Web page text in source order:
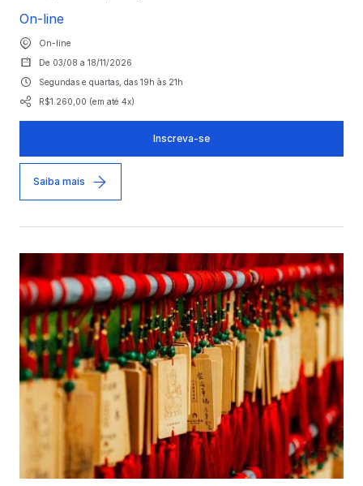
On-line
On-line
De 03/08 a 18/11/2026
Segundas e quartas, das 19h às 21h
R$1.260,00 (em até 4x)
Inscreva-se
Saiba mais